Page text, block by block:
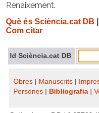
Renaixement.
Què és Sciència.cat DB
Com citar
Id Sciència.cat DB
Obres Manuscrits
Persones
Bibliografia